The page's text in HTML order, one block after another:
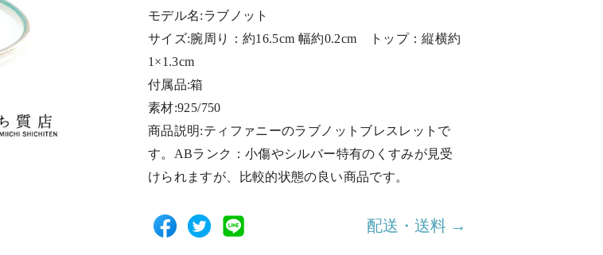
モデル名:ラブノット
サイズ:腕周り：約16.5cm 幅約0.2cm トップ：縦横約
1×1.3cm
付属品:箱
素材:925/750
商品説明:ティファニーのラブノットブレスレットで
す。ABランク：小傷やシルバー特有のくすみが見受
けられますが、比較的状態の良い商品です。
配送・送料 →